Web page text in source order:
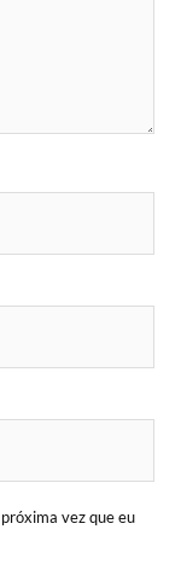
vez que eu